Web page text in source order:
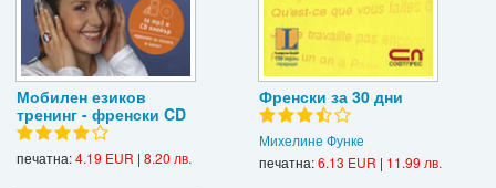
Мобилен езиков
тренинг - френски CD
печатна:4.19 EUR | 8.20 лв.
Френски за 30 дни
Михелине Функе
печатна:6.13 EUR | 11.99 лв.